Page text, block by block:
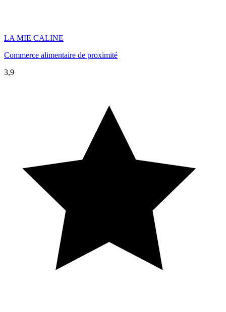
LA MIE CALINE
Commerce alimentaire de proximité
3,9